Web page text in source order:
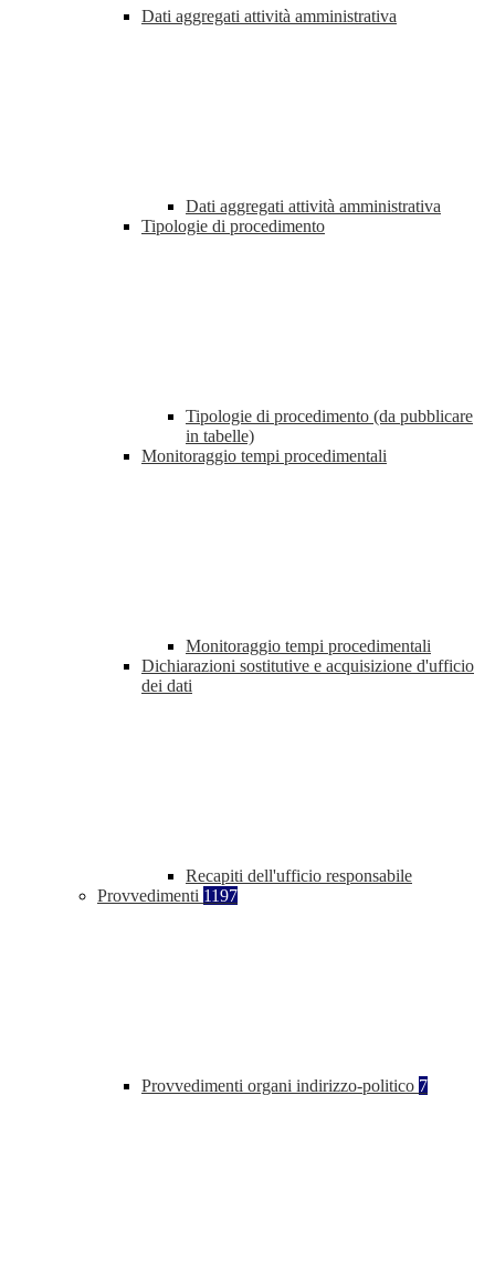
Dati aggregati attività amministrativa
Dati aggregati attività amministrativa
Tipologie di procedimento
Tipologie di procedimento (da pubblicare
in tabelle)
Monitoraggio tempi procedimentali
Monitoraggio tempi procedimentali
Dichiarazioni sostitutive e acquisizione d'ufficio
dei dati
Recapiti dell'ufficio responsabile
Provvedimenti 1197
Provvedimenti organi indirizzo-politico 7